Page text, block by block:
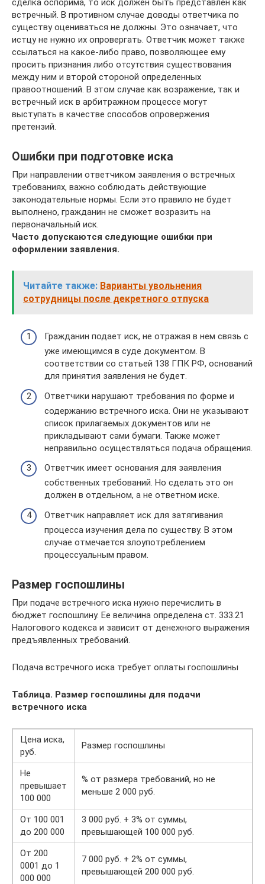
встречный. В противном случае доводы ответчика по
существу оцениваться не должны. Это означает, что
истцу не нужно их опровергать. Ответчик может также
ссылаться на какое-либо право, позволяющее ему
просить признания либо отсутствия существования
между ним и второй стороной определенных
правоотношений. В этом случае как возражение, так и
встречный иск в арбитражном процессе могут
выступать в качестве способов опровержения
претензий.
Ошибки при подготовке иска
При направлении ответчиком заявления о встречных
требованиях, важно соблюдать действующие
законодательные нормы. Если это правило не будет
выполнено, гражданин не сможет возразить на
первоначальный иск.
Часто допускаются следующие ошибки при
оформлении заявления.
Читайте также: Варианты увольнения
сотрудницы после декретного отпуска
Гражданин подает иск, не отражая в нем связь с
уже имеющимся в суде документом. В
соответствии со статьей 138 ГПК РФ, оснований
для принятия заявления не будет.
Ответчики нарушают требования по форме и
содержанию встречного иска. Они не указывают
список прилагаемых документов или не
прикладывают сами бумаги. Также может
неправильно осуществляться подача обращения.
Ответчик имеет основания для заявления
собственных требований. Но сделать это он
должен в отдельном, а не ответном иске.
Ответчик направляет иск для затягивания
процесса изучения дела по существу. В этом
случае отмечается злоупотреблением
процессуальным правом.
Размер госпошлины
При подаче встречного иска нужно перечислить в
бюджет госпошлину. Ее величина определена ст. 333.21
Налогового кодекса и зависит от денежного выражения
предъявленных требований.
Подача встречного иска требует оплаты госпошлины
Таблица. Размер госпошлины для подачи
встречного иска
Цена иска,
руб.
Размер госпошлины
Не
превышает
100 000
% от размера требований, но не
меньше 2 000 руб.
От 100 001
до 200 000
3 000 руб. + 3% от суммы,
превышающей 100 000 руб.
От 200
0001 до 1
000 000
7 000 руб. + 2% от суммы,
превышающей 200 000 руб.